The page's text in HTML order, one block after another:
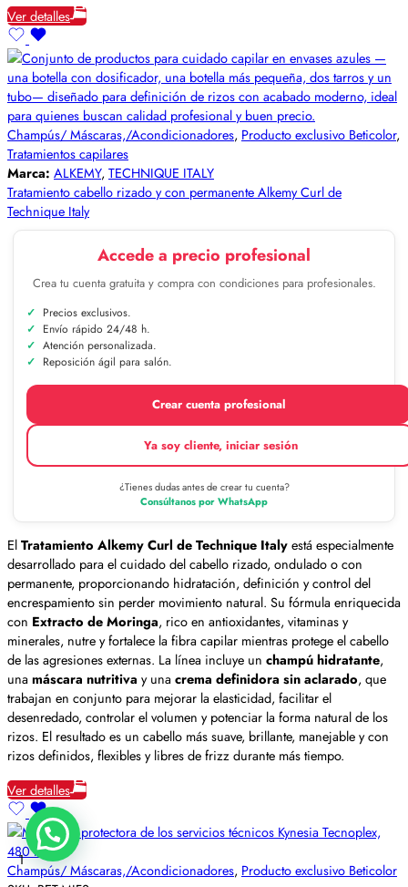
Ver detalles
Champús/ Máscaras,/Acondicionadores, Producto exclusivo Beticolor,
Tratamientos capilares
Marca: ALKEMY, TECHNIQUE ITALY
Tratamiento cabello rizado y con permanente Alkemy Curl de
Technique Italy
Accede a precio profesional
Crea tu cuenta gratuita y compra con condiciones para profesionales.
Precios exclusivos.
Envío rápido 24/48 h.
Atención personalizada.
Reposición ágil para salón.
Crear cuenta profesional
Ya soy cliente, iniciar sesión
¿Tienes dudas antes de crear tu cuenta?
Consúltanos por WhatsApp
ElTratamiento Alkemy Curl de Technique Italyestá especialmente
desarrollado para el cuidado del cabello rizado, ondulado o con
permanente, proporcionando hidratación, definición y control del
encrespamiento sin perder movimiento natural. Su fórmula enriquecida
con Extracto de Moringa, rico en antioxidantes, vitaminas y
minerales, nutre y fortalece la fibra capilar mientras protege el cabello
de las agresiones externas. La línea incluye un champú hidratante,
unamáscara nutritiva y unacrema definidora sin aclarado, que
trabajan en conjunto para mejorar la elasticidad, facilitar el
desenredado, controlar el volumen y potenciar la forma natural de los
rizos. El resultado es un cabello más suave, brillante, manejable y con
rizos definidos, flexibles y libres de frizz durante más tiempo.
Ver detalles
Champús/ Máscaras,/Acondicionadores, Producto exclusivo Beticolor
1